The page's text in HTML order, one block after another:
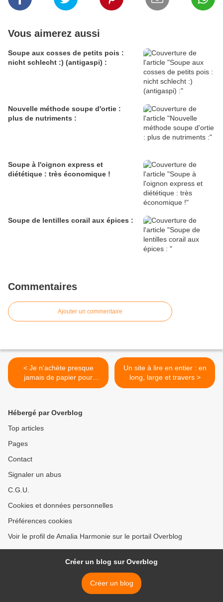
Vous aimerez aussi
Soupe aux cosses de petits pois :
nicht schlecht :) (antigaspi) :
Nouvelle méthode soupe d'ortie :
plus de nutriments :
Soupe à l'oignon express et
diététique : très économique !
Soupe de lentilles corail aux épices :
Commentaires
Ajouter un commentaire
< Je n'achète presque
jamais de papier pour
imprimer
Un site à lire en entier : en
long, large et travers >
Hébergé par Overblog
Top articles
Pages
Contact
Signaler un abus
C.G.U.
Cookies et données personnelles
Préférences cookies
Voir le profil de Amalia Harmonie sur le portail Overblog
Créer un blog sur Overblog
Créer un blog